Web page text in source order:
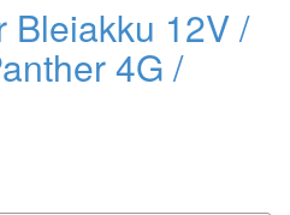
Bleiakku 12V /
4G /